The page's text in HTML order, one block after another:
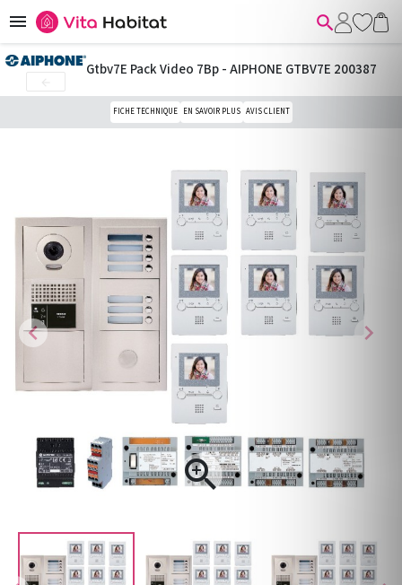
 
chevron_left

chevron_right
Gtbv7E Pack Video 7Bp - AIPHONE GTBV7E 200387
FICHE TECHNIQUE EN SAVOIR PLUS AVIS CLIENT